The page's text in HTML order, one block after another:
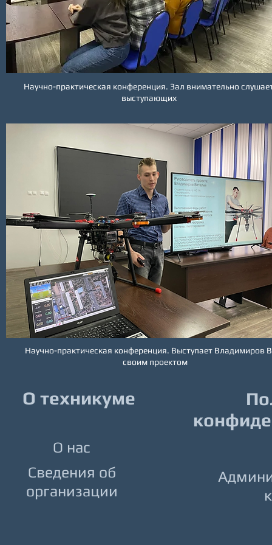
Научно-практическая конференция. Зал внимательно
выступающих
Научно-практическая конференция. Выступает Владимиров
своим проектом
О техникуме
О нас
Сведения об
организации